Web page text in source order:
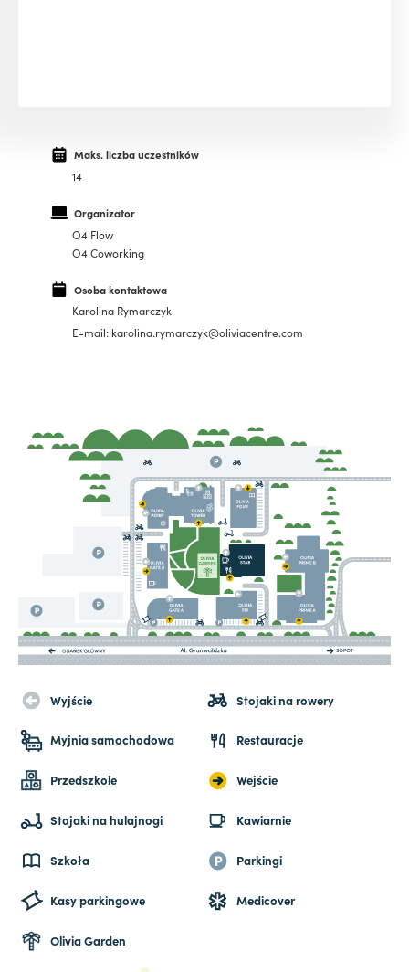
Maks. liczba uczestników
14
Organizator
O4 Flow
O4 Coworking
Osoba kontaktowa
Karolina Rymarczyk
E-mail: karolina.rymarczyk@oliviacentre.com
Wyjście Stojaki na rowery
Myjnia samochodowa Restauracje
Przedszkole Wejście
Stojaki na hulajnogi Kawiarnie
Szkoła Parkingi
Kasy parkingowe Medicover
Olivia Garden